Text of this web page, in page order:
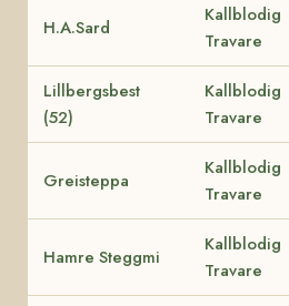
H.A.Sard
Kallblodig
Travare
Lillbergsbest
(52)
Kallblodig
Travare
Greisteppa
Kallblodig
Travare
Hamre Steggmi
Kallblodig
Travare